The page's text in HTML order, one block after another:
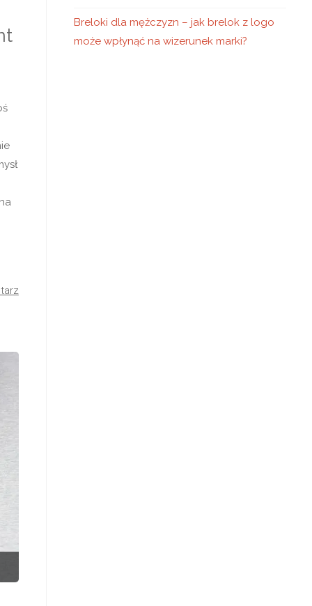
Breloki dla mężczyzn – jak brelok z logo
może wpłynąć na wizerunek marki?